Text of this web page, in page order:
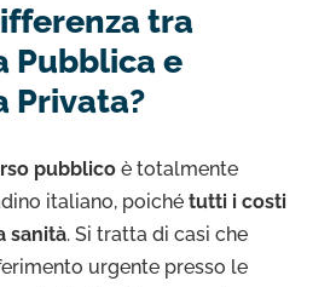
tra
Pubblica e
Privata?
pubblico è totalmente
italiano, poiché tutti i costi
sanità. Si tratta di casi che
urgente presso le